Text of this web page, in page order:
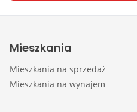
Mieszkania
Mieszkania na sprzedaż
Mieszkania na wynajem